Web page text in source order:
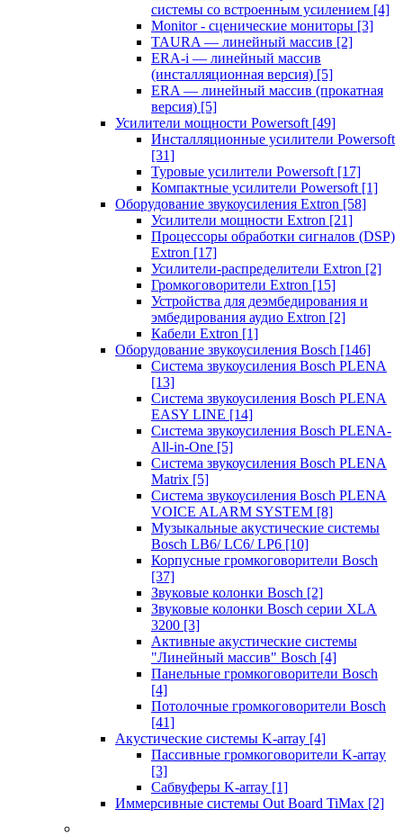
системы со встроенным усилением [4]
Monitor - сценические мониторы [3]
TAURA — линейный массив [2]
ERA-i — линейный массив
(инсталляционная версия) [5]
ERA — линейный массив (прокатная
версия) [5]
Усилители мощности Powersoft [49]
Инсталляционные усилители Powersoft
[31]
Туровые усилители Powersoft [17]
Компактные усилители Powersoft [1]
Оборудование звукоусиления Extron [58]
Усилители мощности Extron [21]
Процессоры обработки сигналов (DSP)
Extron [17]
Усилители-распределители Extron [2]
Громкоговорители Extron [15]
Устройства для деэмбедирования и
эмбедирования аудио Extron [2]
Кабели Extron [1]
Оборудование звукоусиления Bosch [146]
Система звукоусиления Bosch PLENA
[13]
Система звукоусиления Bosch PLENA
EASY LINE [14]
Система звукоусиления Bosch PLENA-
All-in-One [5]
Система звукоусиления Bosch PLENA
Matrix [5]
Система звукоусиления Bosch PLENA
VOICE ALARM SYSTEM [8]
Музыкальные акустические системы
Bosch LB6/ LC6/ LP6 [10]
Корпусные громкоговорители Bosch
[37]
Звуковые колонки Bosch [2]
Звуковые колонки Bosch серии XLA
3200 [3]
Активные акустические системы
"Линейный массив" Bosch [4]
Панельные громкоговорители Bosch
[4]
Потолочные громкоговорители Bosch
[41]
Акустические системы K-array [4]
Пассивные громкоговорители K-array
[3]
Сабвуферы K-array [1]
Иммерсивные системы Out Board TiMax [2]